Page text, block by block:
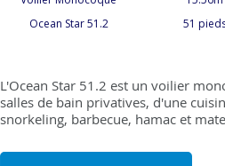
Ocean Star 51.2
51
L'Ocean Star 51.2 est un voilier
salles de bain privatives, d'une
snorkeling, barbecue, hamac et